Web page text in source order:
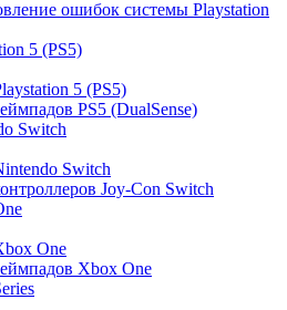
ошибок системы Playstation
5 (PS5)
5 (PS5)
PS5 (DualSense)
Switch
Switch
Joy-Con Switch
One
Xbox One